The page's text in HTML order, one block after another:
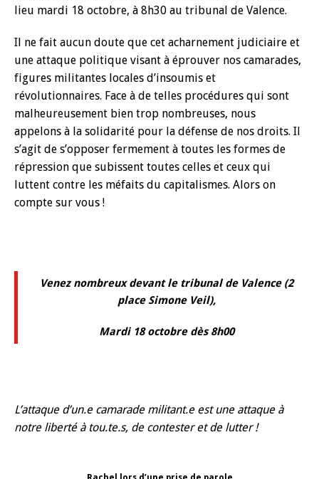
lieu mardi 18 octobre, à 8h30 au tribunal de Valence.
Il ne fait aucun doute que cet acharnement judiciaire et
une attaque politique visant à éprouver nos camarades,
figures militantes locales d’insoumis et
révolutionnaires. Face à de telles procédures qui sont
malheureusement bien trop nombreuses, nous
appelons à la solidarité pour la défense de nos droits. Il
s’agit de s’opposer fermement à toutes les formes de
répression que subissent toutes celles et ceux qui
luttent contre les méfaits du capitalismes. Alors on
compte sur vous !
Venez nombreux devant le tribunal de Valence (2
place Simone Veil),
Mardi 18 octobre dès 8h00
L’attaque d’un.e camarade militant.e est une attaque à
notre liberté à tou.te.s, de contester et de lutter !